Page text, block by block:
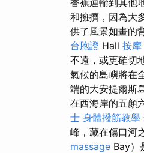
和擁擠，因為大
供了風景如畫的
台胞證 Hall 按摩
不遠，或更確切
氣候的島嶼將在
端的大安提爾斯
在西海岸的五顏
士 身體撥筋教學
峰，藏在傷口河
massage Bay）